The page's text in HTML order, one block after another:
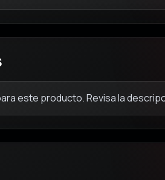
este producto. Revisa la